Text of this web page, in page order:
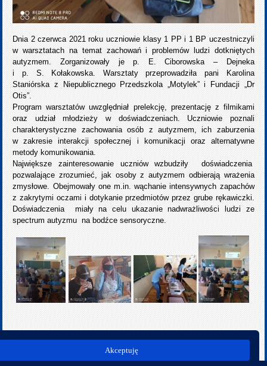
Dnia 2 czerwca 2021 roku uczniowie klasy 1 PP i 1 BP uczestniczyli
w warsztatach na temat zachowań i problemów ludzi dotkniętych
autyzmem. Zorganizowały je p. E. Ciborowska – Dejneka
i p. S. Kołakowska. Warsztaty przeprowadziła pani Karolina
Staniórska z Niepublicznego Przedszkola „Motylek” i Fundacji „Dr
Otis”.
Program warsztatów uwzględniał prelekcję, prezentację z filmikami
oraz udział młodzieży w doświadczeniach. Uczniowie poznali
charakterystyczne zachowania osób z autyzmem, ich zaburzenia
w zakresie interakcji społecznej i komunikacji oraz alternatywne
metody komunikowania.
Największe zainteresowanie uczniów wzbudziły doświadczenia
pozwalające zrozumieć, jak osoby z autyzmem odbierają wrażenia
zmysłowe. Obejmowały one m.in. wąchanie intensywnych zapachów
z zakrytymi oczami i dotykanie przedmiotów przez grube rękawiczki.
Doświadczenia miały na celu ukazanie nadwrażliwości ludzi ze
spectrum autyzmu na bodźce sensoryczne.
poprz.
Akceptuję